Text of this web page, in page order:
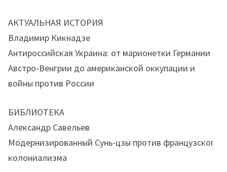
АКТУАЛЬНАЯ ИСТОРИЯ
Владимир Кикнадзе
Антироссийская Украина: от марионетки Германии и
Австро-Венгрии до американской оккупации и
войны против России
БИБЛИОТЕКА
Александр Савельев
Модернизированный Сунь-цзы против французского
колониализма